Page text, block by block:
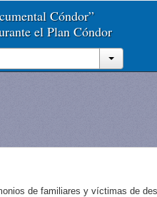
Cóndor”
el Plan Cóndor
de familiares y víctimas de